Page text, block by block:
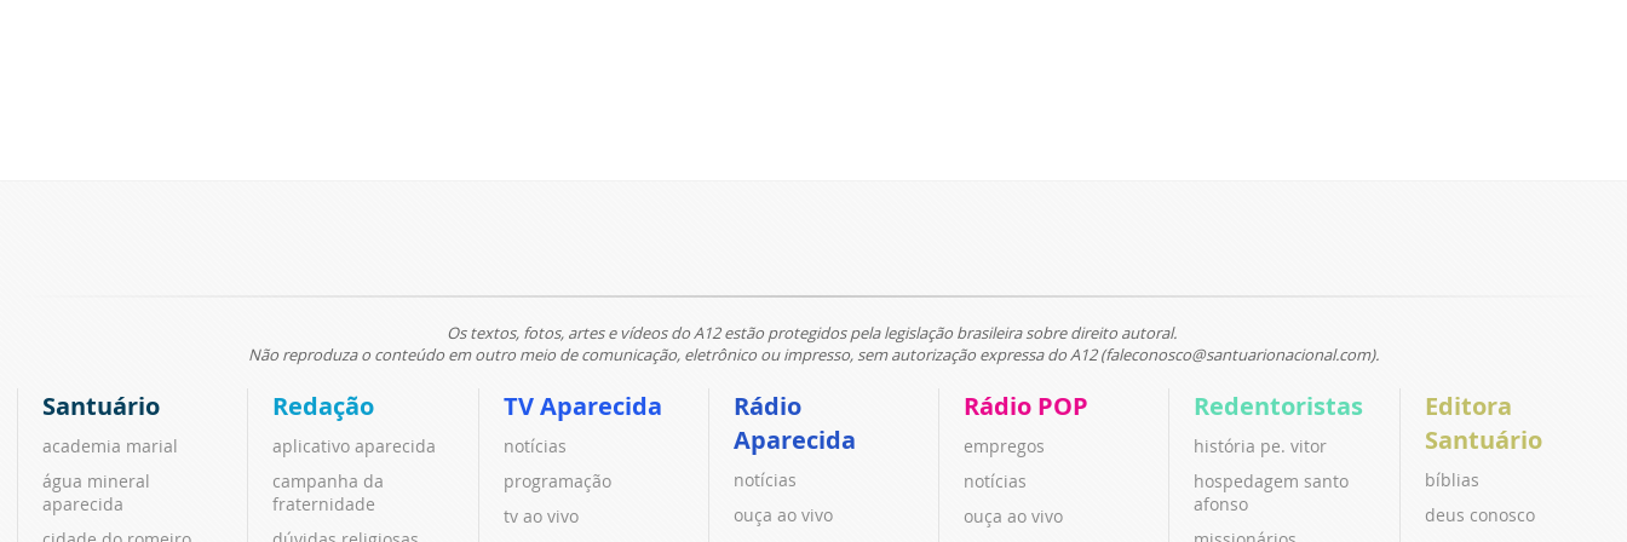
Os textos, fotos, artes e vídeos do A12 estão protegidos pela legislação brasileira sobre direito autoral.
Não reproduza o conteúdo em outro meio de comunicação, eletrônico ou impresso, sem autorização expressa do A12 (faleconosco@santuarionacional.com).
Santuário
academia marial
água mineral
aparecida
Redação
aplicativo aparecida
campanha da
fraternidade
TV Aparecida
notícias
programação
tv ao vivo
Rádio
Aparecida
notícias
ouça ao vivo
Rádio POP
empregos
notícias
ouça ao vivo
Redentoristas
história pe. vitor
hospedagem santo
afonso
Editora
Santuário
bíblias
deus conosco